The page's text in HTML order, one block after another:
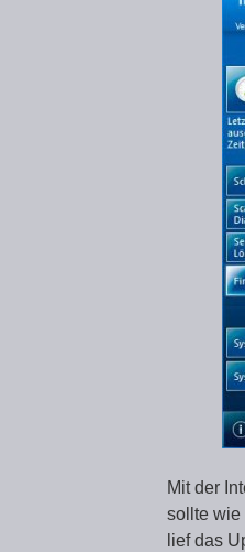
Mit der
sollte wie
lief das